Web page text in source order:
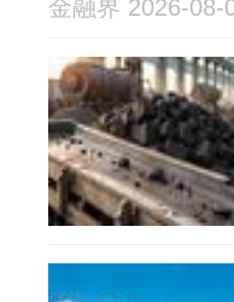
金融界 2026-08-